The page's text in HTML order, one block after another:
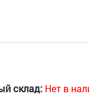
склад: Нет в